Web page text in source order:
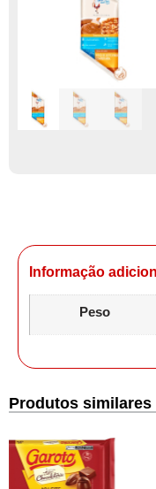
Informação
Peso
Produtos similares